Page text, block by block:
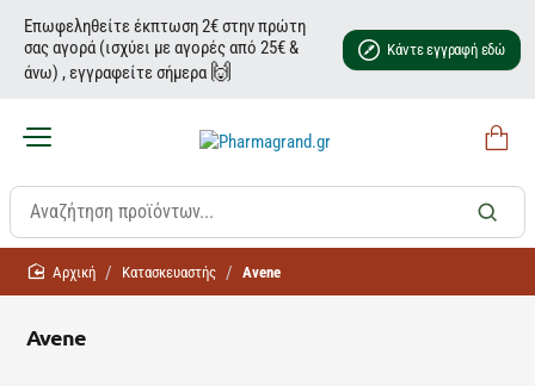
Επωφεληθείτε έκπτωση 2€ στην πρώτη
σας αγορά (ισχύει με αγορές από 25€ &
άνω) , εγγραφείτε σήμερα 🙌
Κάντε εγγραφή εδώ
Avene
homeΚατασκευαστής Avene